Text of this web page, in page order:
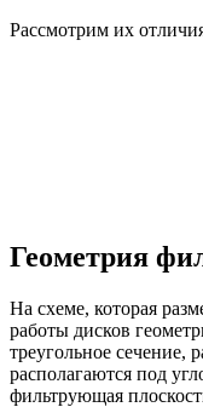
Рассмотрим их
Геометрия
На схеме, которая
работы дисков
треугольное сечение,
располагаются под
фильтрующая